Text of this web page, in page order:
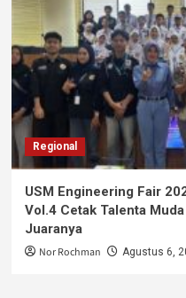
Regional
USM Engineering Fair
Vol.4 Cetak Talenta
Juaranya
Nor Rochman Agustus 6,